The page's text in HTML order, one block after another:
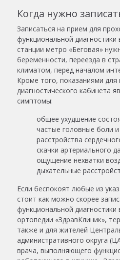
Когда нужно
Записаться на прием для
функциональной диагностики
станции метро «Беговая»
беременности, переезда в
климатом, перед началом
Кроме того, показаниями для
диагностического кабинета
симптомы:
общее ухудшение
частые головные боли
расстройства
скачки артериального
ощущение нехватки
дыхательные
Если беспокоят любые из
стоит как можно скорее
функциональной диагностики
ортопедии «ЗдравКлиник»,
также и для жителей
административного округа
врача, выполняющего